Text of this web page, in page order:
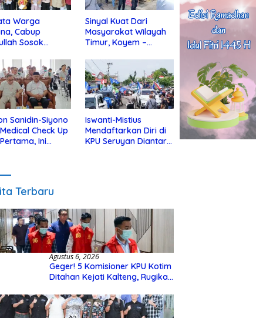
Warga
Cabup
Sosok
Sinyal Kuat Dari
Masyarakat Wilayah
Timur, Koyem –
di Kotim
Sanidin-Siyono
Check Up
Ini
Iswanti-Mistius
Mendaftarkan Diri di
KPU Seruyan Diantar
Terbaru
Agustus 6, 2026
Geger! 5 Komisioner KPU Kotim
Ditahan Kejati Kalteng, Rugikan
Hibah Rp40 Miliar